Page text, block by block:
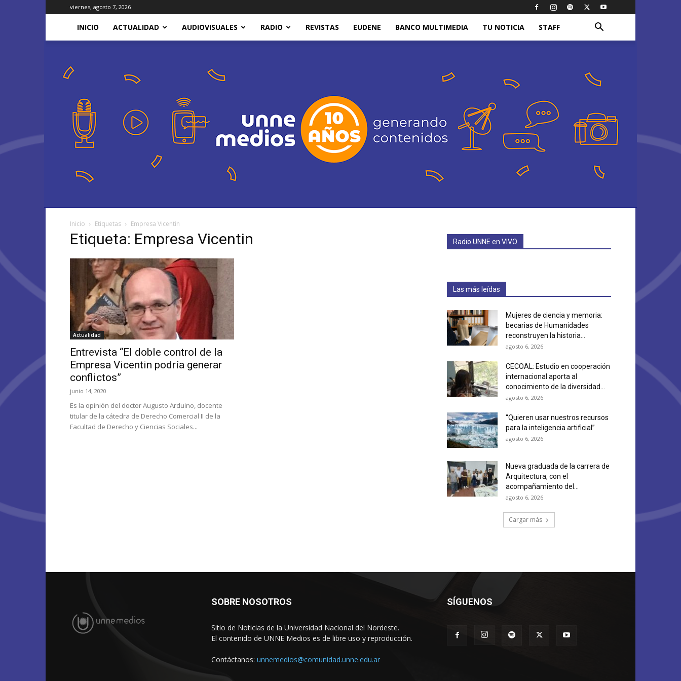
viernes, agosto 7, 2026
INICIO ACTUALIDAD AUDIOVISUALES RADIO REVISTAS EUDENE BANCO MULTIMEDIA TU NOTICIA STAFF
Inicio Etiquetas Empresa Vicentin
Etiqueta: Empresa Vicentin
Actualidad
Entrevista “El doble control de la
Empresa Vicentin podría generar
conflictos”
junio 14, 2020
Es la opinión del doctor Augusto Arduino, docente
titular de la cátedra de Derecho Comercial II de la
Facultad de Derecho y Ciencias Sociales...
Radio UNNE en VIVO
Las más leídas
Mujeres de ciencia y memoria:
becarias de Humanidades
reconstruyen la historia...
agosto 6, 2026
CECOAL: Estudio en cooperación
internacional aporta al
conocimiento de la diversidad...
agosto 6, 2026
“Quieren usar nuestros recursos
para la inteligencia artificial”
agosto 6, 2026
Nueva graduada de la carrera de
Arquitectura, con el
acompañamiento del...
agosto 6, 2026
Cargar más
SOBRE NOSOTROS
Sitio de Noticias de la Universidad Nacional del Nordeste.
El contenido de UNNE Medios es de libre uso y reproducción.
Contáctanos: unnemedios@comunidad.unne.edu.ar
SÍGUENOS